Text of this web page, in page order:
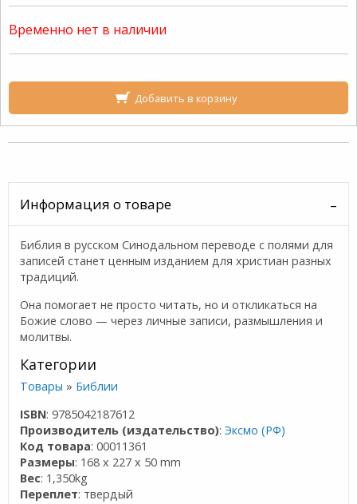
Временно нет в наличии
Добавить в корзину
Информация о товаре
Библия в русском Синодальном переводе с полями для
записей станет ценным изданием для христиан разных
традиций.
Она помогает не просто читать, но и откликаться на
Божие слово — через личные записи, размышления и
молитвы.
Категории
Товары » Библии
ISBN: 9785042187612
Производитель (издательство):Эксмо (РФ)
Код товара: 00011361
Размеры: 168 x 227 x 50 mm
Вес: 1,350kg
Переплет: твердый